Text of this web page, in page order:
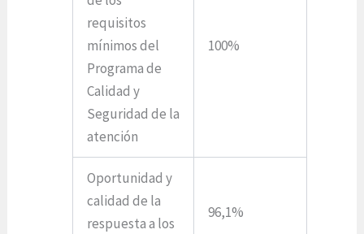
requisitos
mínimos del
Programa de
Calidad y
Seguridad de la
atención
100%
Oportunidad y
calidad de la
respuesta a los
96,1%